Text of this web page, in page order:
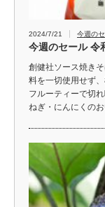
2024/7/21 今週の
今週のセール 令
創健社ソース焼き
料を一切使用せず
フルーティーで切
ねぎ・にんにくの